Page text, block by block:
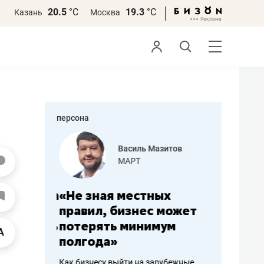
Казань 20.5 °С Москва 19.3 °С
персона
работа
Василь Мазитов
МАРТ
«Не зная местных
правил, бизнес может
потерять минимум
полгода»